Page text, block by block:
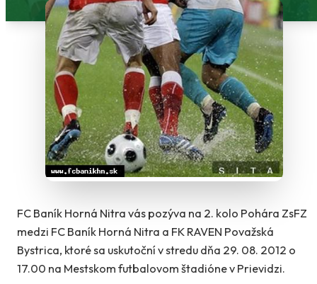
FC Baník Horná Nitra vás pozýva na 2. kolo Pohára ZsFZ
medzi FC Baník Horná Nitra a FK RAVEN Považská
Bystrica, ktoré sa uskutoční v stredu dňa 29. 08. 2012 o
17.00 na Mestskom futbalovom štadióne v Prievidzi.